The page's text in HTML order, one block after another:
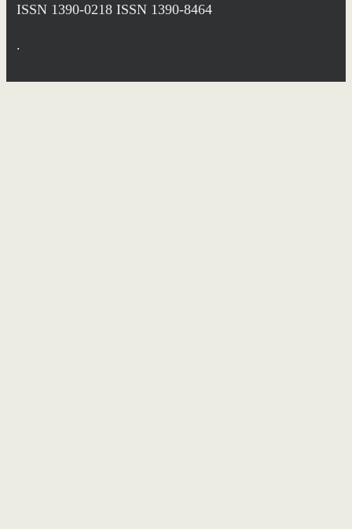
ISSN 1390-0218 ISSN 1390-8464
.